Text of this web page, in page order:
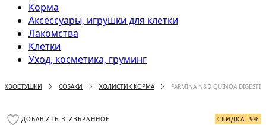
Корма
Аксессуары, игрушки для клетки
Лакомства
Клетки
Уход, косметика, груминг
ХВОСТУШКИ СОБАКИ ХОЛИСТИК КОРМА FARMINA N&D QUINOA
ДОБАВИТЬ В ИЗБРАННОЕ СКИДКА -9%